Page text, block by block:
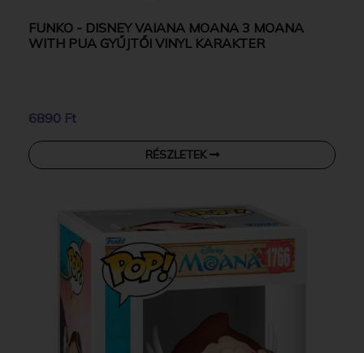
FUNKO - DISNEY VAIANA MOANA 3 MOANA
WITH PUA GYŰJTŐI VINYL KARAKTER
6890 Ft
RÉSZLETEK